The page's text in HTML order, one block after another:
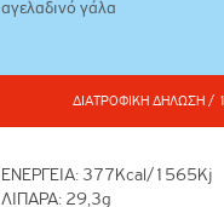
αγελαδινό γάλα
ΔΙΑΤΡΟΦΙΚΗ ΔΗΛΩΣΗ /
ΕΝΕΡΓΕΙΑ: 377Kcal/1565Kj
ΛΙΠΑΡΑ: 29,3g